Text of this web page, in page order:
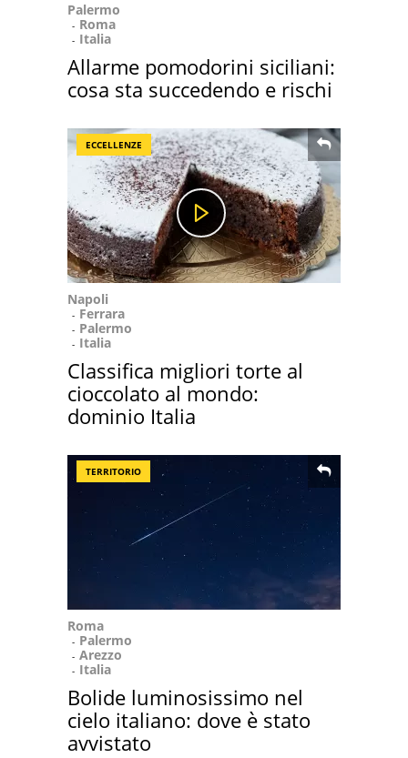
Palermo
Roma
Italia
Allarme pomodorini siciliani:
cosa sta succedendo e rischi
ECCELLENZE
Napoli
Ferrara
Palermo
Italia
Classifica migliori torte al
cioccolato al mondo:
dominio Italia
TERRITORIO
Roma
Palermo
Arezzo
Italia
Bolide luminosissimo nel
cielo italiano: dove è stato
avvistato